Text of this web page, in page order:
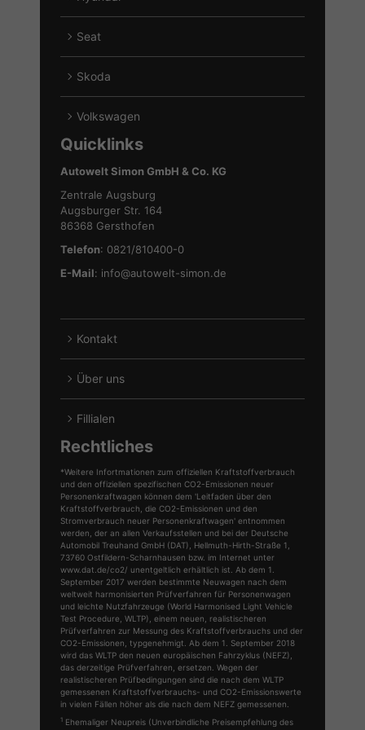
von
anzeigen
Alle
von
anzeigen
Seat
Alle
von
anzeigen
Skoda
Alle
von
Skoda
Volkswagen
Fahrzeuge
von
anzeigen
Quicklinks
Autowelt Simon GmbH & Co. KG
Zentrale Augsburg
Augsburger Str. 164
86368 Gersthofen
Telefon: 0821/810400-0
E-Mail: info@autowelt-simon.de
Kontakt
Über uns
Fillialen
Rechtliches
*Weitere Infortmationen zum offiziellen Kraftstoffverbrauch
und den offiziellen spezifischen CO2-Emissionen neuer
Personenkraftwagen können dem 'Leitfaden über den
Kraftstoffverbrauch, die CO2-Emissionen und den
Stromverbrauch neuer Personenkraftwagen' entnommen
werden, der an allen Verkaufsstellen und bei der Deutsche
Automobil Treuhand GmbH (DAT), Hellmuth-Hirth-Straße 1,
73760 Ostfildern-Scharnhausen bzw. im Internet unter
www.dat.de/co2/ unentgeltlich erhältlich ist. Ab dem 1.
September 2017 werden bestimmte Neuwagen nach dem
weltweit harmonisierten Prüfverfahren für Personenwagen
und leichte Nutzfahrzeuge (World Harmonised Light Vehicle
Test Procedure, WLTP), einem neuen, realistischeren
Prüfverfahren zur Messung des Kraftstoffverbrauchs und der
CO2-Emissionen, typgenehmigt. Ab dem 1. September 2018
wird das WLTP den neuen europäischen Fahrzyklus (NEFZ),
das derzeitige Prüfverfahren, ersetzen. Wegen der
realistischeren Prüfbedingungen sind die nach dem WLTP
gemessenen Kraftstoffverbrauchs- und CO2-Emissionswerte
in vielen Fällen höher als die nach dem NEFZ gemessenen.
1 Ehemaliger Neupreis (Unverbindliche Preisempfehlung des